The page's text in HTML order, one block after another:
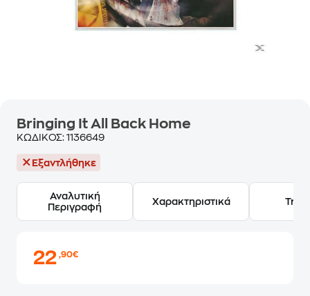
Bringing It All Back Home
ΚΩΔΙΚΟΣ: 1136649
Εξαντλήθηκε
Αναλυτική
Περιγραφή
Χαρακτηριστικά
22,90€